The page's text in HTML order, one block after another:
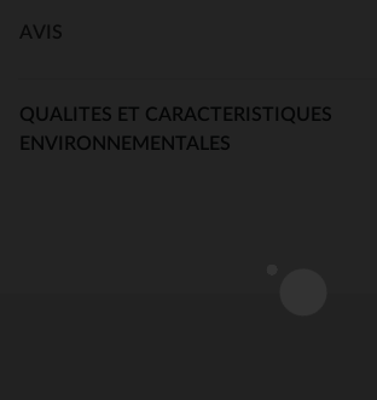
AVIS
QUALITES ET CARACTERISTIQUES
ENVIRONNEMENTALES